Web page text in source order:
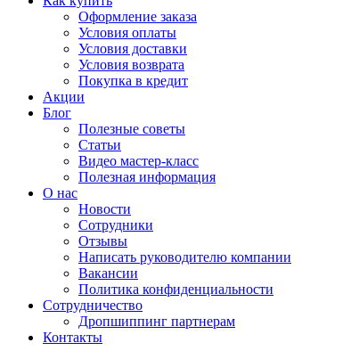
Оформление заказа
Условия оплаты
Условия доставки
Условия возврата
Покупка в кредит
Акции
Блог
Полезные советы
Статьи
Видео мастер-класс
Полезная информация
О нас
Новости
Сотрудники
Отзывы
Написать руководителю компании
Вакансии
Политика конфиденциальности
Сотрудничество
Дропшиппинг партнерам
Контакты